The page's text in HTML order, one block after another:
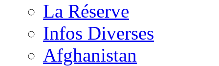
La Réserve
Infos Diverses
Afghanistan